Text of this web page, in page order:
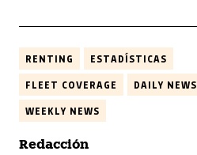
RENTING ESTADÍSTICAS
FLEET COVERAGE DAILY NEWS
WEEKLY NEWS
Redacción